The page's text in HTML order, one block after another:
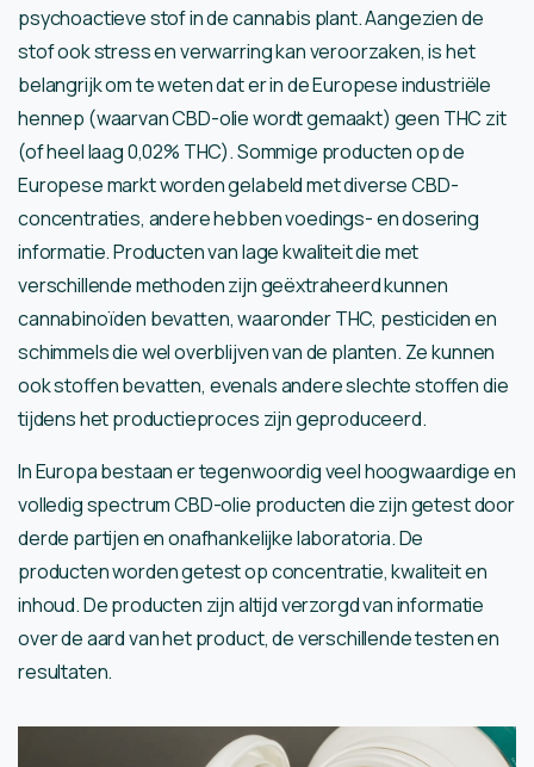
psychoactieve stof in de cannabis plant. Aangezien de
stof ook stress en verwarring kan veroorzaken, is het
belangrijk om te weten dat er in de Europese industriële
hennep (waarvan CBD-olie wordt gemaakt) geen THC zit
(of heel laag 0,02% THC). Sommige producten op de
Europese markt worden gelabeld met diverse CBD-
concentraties, andere hebben voedings- en dosering
informatie. Producten van lage kwaliteit die met
verschillende methoden zijn geëxtraheerd kunnen
cannabinoïden bevatten, waaronder THC, pesticiden en
schimmels die wel overblijven van de planten. Ze kunnen
ook stoffen bevatten, evenals andere slechte stoffen die
tijdens het productieproces zijn geproduceerd.
In Europa bestaan er tegenwoordig veel hoogwaardige en
volledig spectrum CBD-olie producten die zijn getest door
derde partijen en onafhankelijke laboratoria. De
producten worden getest op concentratie, kwaliteit en
inhoud. De producten zijn altijd verzorgd van informatie
over de aard van het product, de verschillende testen en
resultaten.